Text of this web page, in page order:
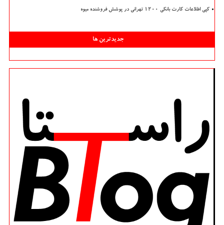
کپی اطلاعات کارت بانکی ۱۲۰۰ تهرانی در پوشش فروشنده میوه
جدیدترین ها